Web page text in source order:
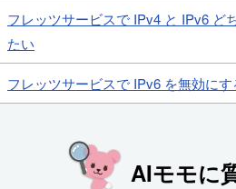
フレッツサービスで IPv4 と IPv6 ど
たい
フレッツサービスで IPv6 を無効に
AIモモに